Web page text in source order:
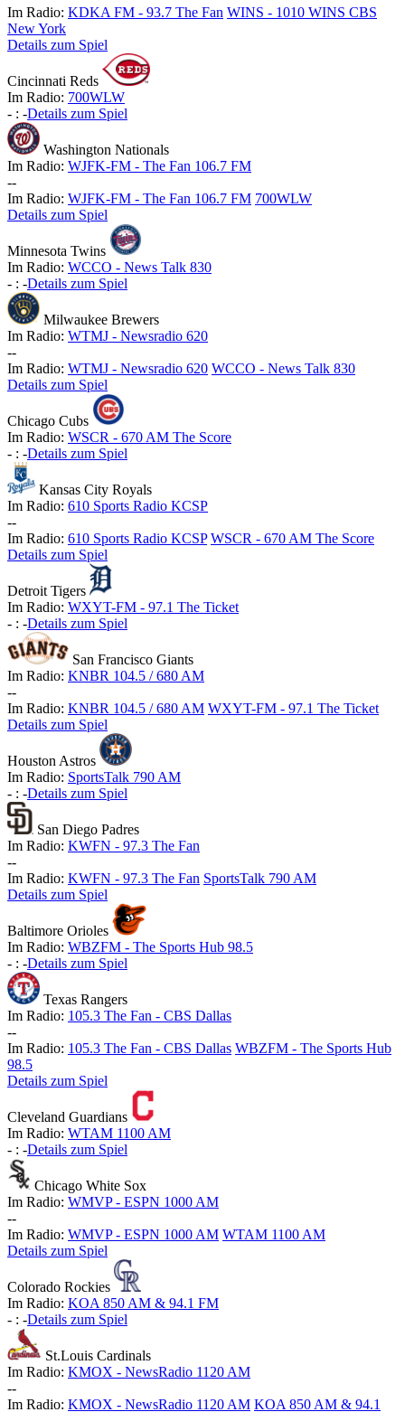
Im Radio: KDKA FM - 93.7 The Fan WINS - 1010 WINS CBS
New York
Details zum Spiel
Cincinnati Reds
Im Radio: 700WLW
- : -Details zum Spiel
Washington Nationals
Im Radio: WJFK-FM - The Fan 106.7 FM
--
Im Radio: WJFK-FM - The Fan 106.7 FM 700WLW
Details zum Spiel
Minnesota Twins
Im Radio: WCCO - News Talk 830
- : -Details zum Spiel
Milwaukee Brewers
Im Radio: WTMJ - Newsradio 620
--
Im Radio: WTMJ - Newsradio 620 WCCO - News Talk 830
Details zum Spiel
Chicago Cubs
Im Radio: WSCR - 670 AM The Score
- : -Details zum Spiel
Kansas City Royals
Im Radio: 610 Sports Radio KCSP
--
Im Radio: 610 Sports Radio KCSP WSCR - 670 AM The Score
Details zum Spiel
Detroit Tigers
Im Radio: WXYT-FM - 97.1 The Ticket
- : -Details zum Spiel
San Francisco Giants
Im Radio: KNBR 104.5 / 680 AM
--
Im Radio: KNBR 104.5 / 680 AM WXYT-FM - 97.1 The Ticket
Details zum Spiel
Houston Astros
Im Radio: SportsTalk 790 AM
- : -Details zum Spiel
San Diego Padres
Im Radio: KWFN - 97.3 The Fan
--
Im Radio: KWFN - 97.3 The Fan SportsTalk 790 AM
Details zum Spiel
Baltimore Orioles
Im Radio: WBZFM - The Sports Hub 98.5
- : -Details zum Spiel
Texas Rangers
Im Radio: 105.3 The Fan - CBS Dallas
--
Im Radio: 105.3 The Fan - CBS Dallas WBZFM - The Sports Hub
98.5
Details zum Spiel
Cleveland Guardians
Im Radio: WTAM 1100 AM
- : -Details zum Spiel
Chicago White Sox
Im Radio: WMVP - ESPN 1000 AM
--
Im Radio: WMVP - ESPN 1000 AM WTAM 1100 AM
Details zum Spiel
Colorado Rockies
Im Radio: KOA 850 AM & 94.1 FM
- : -Details zum Spiel
St.Louis Cardinals
Im Radio: KMOX - NewsRadio 1120 AM
--
Im Radio: KMOX - NewsRadio 1120 AM KOA 850 AM & 94.1